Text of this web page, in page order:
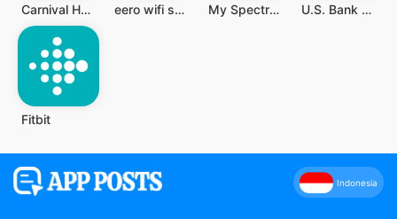
Carnival HUB eero wifi system My Spectrum U.S. Bank Mobile Banking
Fitbit
Indonesia